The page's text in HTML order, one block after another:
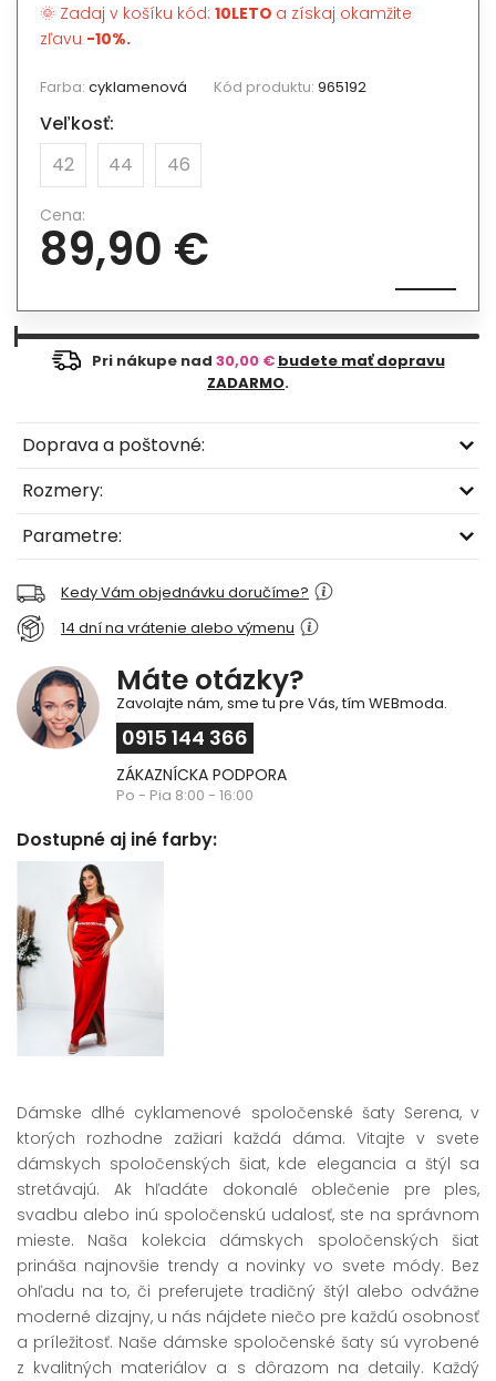
🌞 Zadaj v košíku kód: 10LETO a získaj okamžite
zľavu -10%.
Farba: cyklamenová Kód produktu: 965192
Veľkosť:
42
44 46
Cena:
89,90 €
Pri nákupe nad 30,00 € budete mať dopravu
ZADARMO.
Doprava a poštovné:
Rozmery:
Parametre:
Kedy Vám objednávku doručíme?
14 dní na vrátenie alebo výmenu
Máte otázky?
Zavolajte nám, sme tu pre Vás, tím WEBmoda.
0915 144 366
ZÁKAZNÍCKA PODPORA
Po - Pia 8:00 - 16:00
Dostupné aj iné farby:
Dámske dlhé cyklamenové spoločenské šaty Serena, v
ktorých rozhodne zažiari každá dáma. Vitajte v svete
dámskych spoločenských šiat, kde elegancia a štýl sa
stretávajú. Ak hľadáte dokonalé oblečenie pre ples,
svadbu alebo inú spoločenskú udalosť, ste na správnom
mieste. Naša kolekcia dámskych spoločenských šiat
prináša najnovšie trendy a novinky vo svete módy. Bez
ohľadu na to, či preferujete tradičný štýl alebo odvážne
moderné dizajny, u nás nájdete niečo pre každú osobnosť
a príležitosť. Naše dámske spoločenské šaty sú vyrobené
z kvalitných materiálov a s dôrazom na detaily. Každý